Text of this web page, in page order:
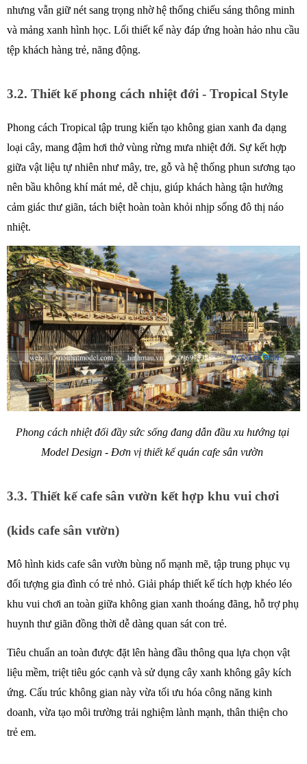
nhưng vẫn giữ nét sang trọng nhờ hệ thống chiếu sáng thông minh
và mảng xanh hình học. Lối thiết kế này đáp ứng hoàn hảo nhu cầu
tệp khách hàng trẻ, năng động.
3.2. Thiết kế phong cách nhiệt đới - Tropical Style
Phong cách Tropical tập trung kiến tạo không gian xanh đa dạng
loại cây, mang đậm hơi thở vùng rừng mưa nhiệt đới. Sự kết hợp
giữa vật liệu tự nhiên như mây, tre, gỗ và hệ thống phun sương tạo
nên bầu không khí mát mẻ, dễ chịu, giúp khách hàng tận hưởng
cảm giác thư giãn, tách biệt hoàn toàn khỏi nhịp sống đô thị náo
nhiệt.
Phong cách nhiệt đối đầy sức sống đang dẫn đầu xu hướng tại
Model Design - Đơn vị thiết kế quán cafe sân vườn
3.3. Thiết kế cafe sân vườn kết hợp khu vui chơi
(kids cafe sân vườn)
Mô hình kids cafe sân vườn bùng nổ mạnh mẽ, tập trung phục vụ
đối tượng gia đình có trẻ nhỏ. Giải pháp thiết kế tích hợp khéo léo
khu vui chơi an toàn giữa không gian xanh thoáng đãng, hỗ trợ phụ
huynh thư giãn đồng thời dễ dàng quan sát con trẻ.
Tiêu chuẩn an toàn được đặt lên hàng đầu thông qua lựa chọn vật
liệu mềm, triệt tiêu góc cạnh và sử dụng cây xanh không gây kích
ứng. Cấu trúc không gian này vừa tối ưu hóa công năng kinh
doanh, vừa tạo môi trường trải nghiệm lành mạnh, thân thiện cho
trẻ em.